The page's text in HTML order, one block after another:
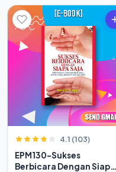
4.1 (103)
EPM130-Sukses
Berbicara Dengan Siapa